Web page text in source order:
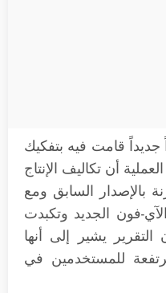
جديداً قامت فيه بتفكيك
وأوضحت العملية أن تكاليف الإنتاج
بالإصدار السابق ومع
فون الجديد وتكبدت
التقرير يشير إلى أنها
للمستخدمين في